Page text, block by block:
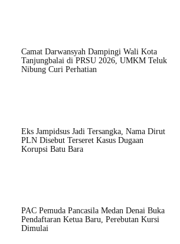
Camat Darwansyah Dampingi Wali Kota
Tanjungbalai di PRSU 2026, UMKM Teluk
Nibung Curi Perhatian
Eks Jampidsus Jadi Tersangka, Nama Dirut
PLN Disebut Terseret Kasus Dugaan
Korupsi Batu Bara
PAC Pemuda Pancasila Medan Denai Buka
Pendaftaran Ketua Baru, Perebutan Kursi
Dimulai